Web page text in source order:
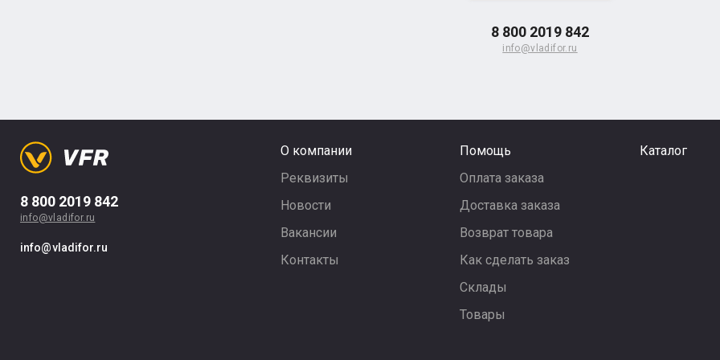
8 800 2019 842
info@vladifor.ru
8 800 2019 842
info@vladifor.ru
info@vladifor.ru
О компании
Реквизиты
Новости
Вакансии
Контакты
Помощь
Оплата заказа
Доставка заказа
Возврат товара
Как сделать заказ
Склады
Товары
Каталог